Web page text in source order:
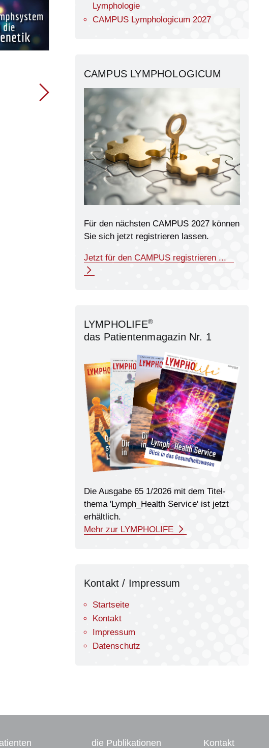
Lymphologie
CAMPUS Lymphologicum 2027
CAMPUS LYMPHOLOGICUM
Für den nächsten CAMPUS 2027 können
Sie sich jetzt registrieren lassen.
Jetzt für den CAMPUS registrieren ...
LYMPHOLIFE®
das Patientenmagazin Nr. 1
Die Ausgabe 65 1/2026 mit dem Titel­
thema 'Lymph_Health Service' ist jetzt
erhältlich.
Mehr zur LYMPHOLIFE
Kontakt / Impressum
Startseite
Kontakt
Impressum
Datenschutz
die Publikationen Kontakt